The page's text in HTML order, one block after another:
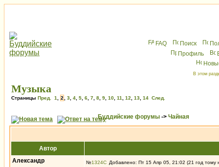
FAQ Поиск
Профиль
В этом
Музыка
Страницы Пред. 1 2 3 4 5 6 7 8 9 10 11 12 13 14 След.
Буддийские форумы -> Чайная
Автор
Александр
№1324 Добавлено: Пт 15 Апр 05, 21:02 (21 год тому